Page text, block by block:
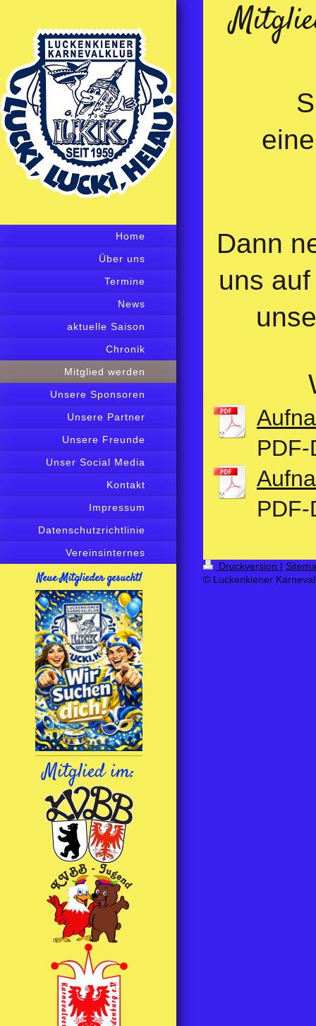
Home
Über uns
Termine
News
aktuelle Saison
Chronik
Mitglied werden
Unsere Sponsoren
Unsere Partner
Unsere Freunde
Unser Social Media
Kontakt
Impressum
Datenschutzrichtlinie
Vereinsinternes
Neue Mitglieder gesucht!
Mitglied im:
Dann
uns
Druckversion |
© Luckenkiener